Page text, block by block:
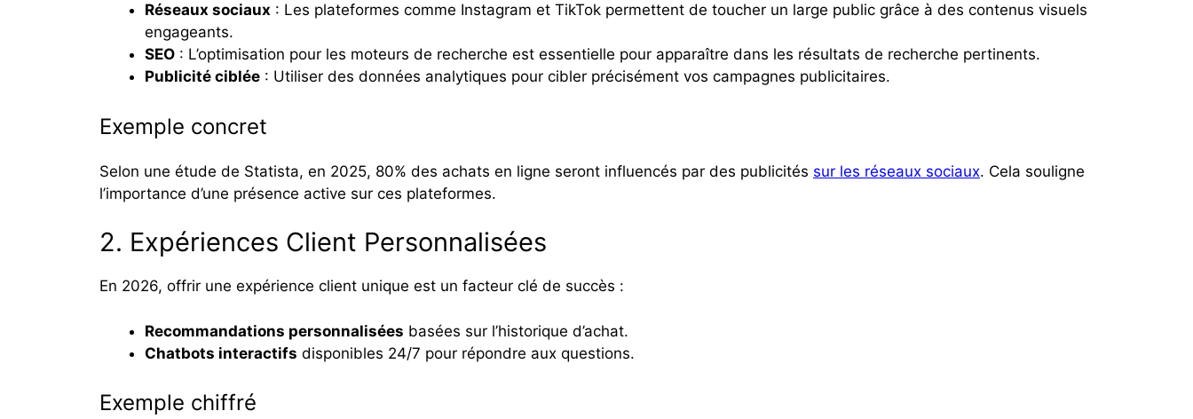
Réseaux sociaux : Les plateformes comme Instagram et TikTok permettent de toucher un large public grâce à des contenus visuels
engageants.
SEO : L’optimisation pour les moteurs de recherche est essentielle pour apparaître dans les résultats de recherche pertinents.
Publicité ciblée : Utiliser des données analytiques pour cibler précisément vos campagnes publicitaires.
Exemple concret
Selon une étude de Statista, en 2025, 80% des achats en ligne seront influencés par des publicités sur les réseaux sociaux. Cela souligne
l’importance d’une présence active sur ces plateformes.
2. Expériences Client Personnalisées
En 2026, offrir une expérience client unique est un facteur clé de succès :
Recommandations personnalisées basées sur l’historique d’achat.
Chatbots interactifs disponibles 24/7 pour répondre aux questions.
Exemple chiffré